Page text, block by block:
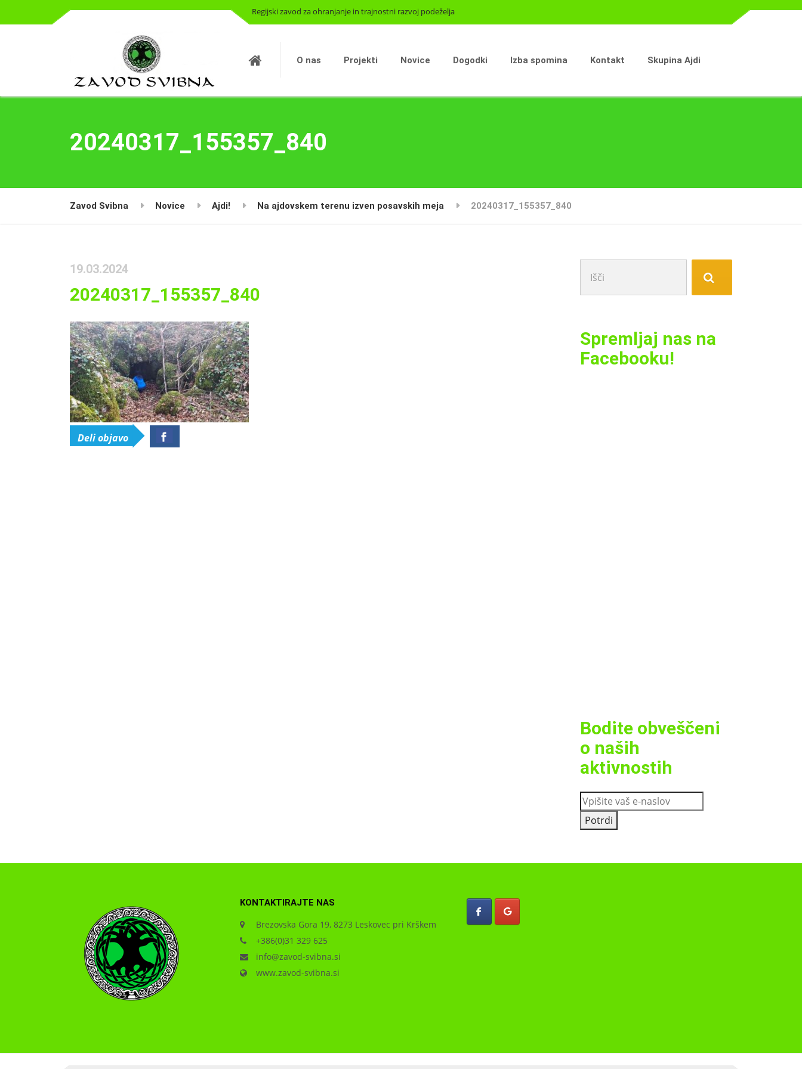
Regijski zavod za ohranjanje in trajnostni razvoj podeželja
O nas Projekti Novice Dogodki Izba spomina Kontakt Skupina Ajdi
20240317_155357_840
Zavod Svibna Novice Ajdi! Na ajdovskem terenu izven posavskih meja 20240317_155357_840
19.03.2024
20240317_155357_840
Deli objavo
Spremljaj nas na
Facebooku!
Bodite obveščeni
o naših
aktivnostih
KONTAKTIRAJTE NAS
Brezovska Gora 19, 8273 Leskovec pri Krškem
+386(0)31 329 625
info@zavod-svibna.si
www.zavod-svibna.si